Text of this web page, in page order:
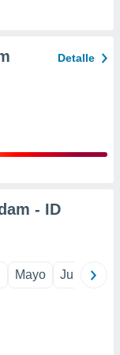
Detalle
- ID
Mayo Junio